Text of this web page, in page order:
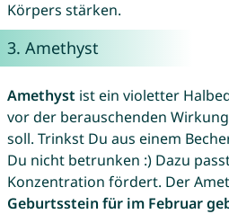
Körpers stärken.
3. Amethyst
Amethyst ist ein violetter
vor der berauschenden
soll. Trinkst Du aus einem
Du nicht betrunken :) Dazu
Konzentration fördert. Der
Geburtsstein für im Februar